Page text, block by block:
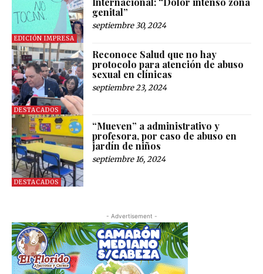
EDICIÓN IMPRESA
genital”
septiembre 30, 2024
DESTACADOS
Reconoce Salud que no hay
protocolo para atención de abuso
sexual en clínicas
septiembre 23, 2024
DESTACADOS
“Mueven” a administrativo y
profesora, por caso de abuso en
jardín de niños
septiembre 16, 2024
- Advertisement -